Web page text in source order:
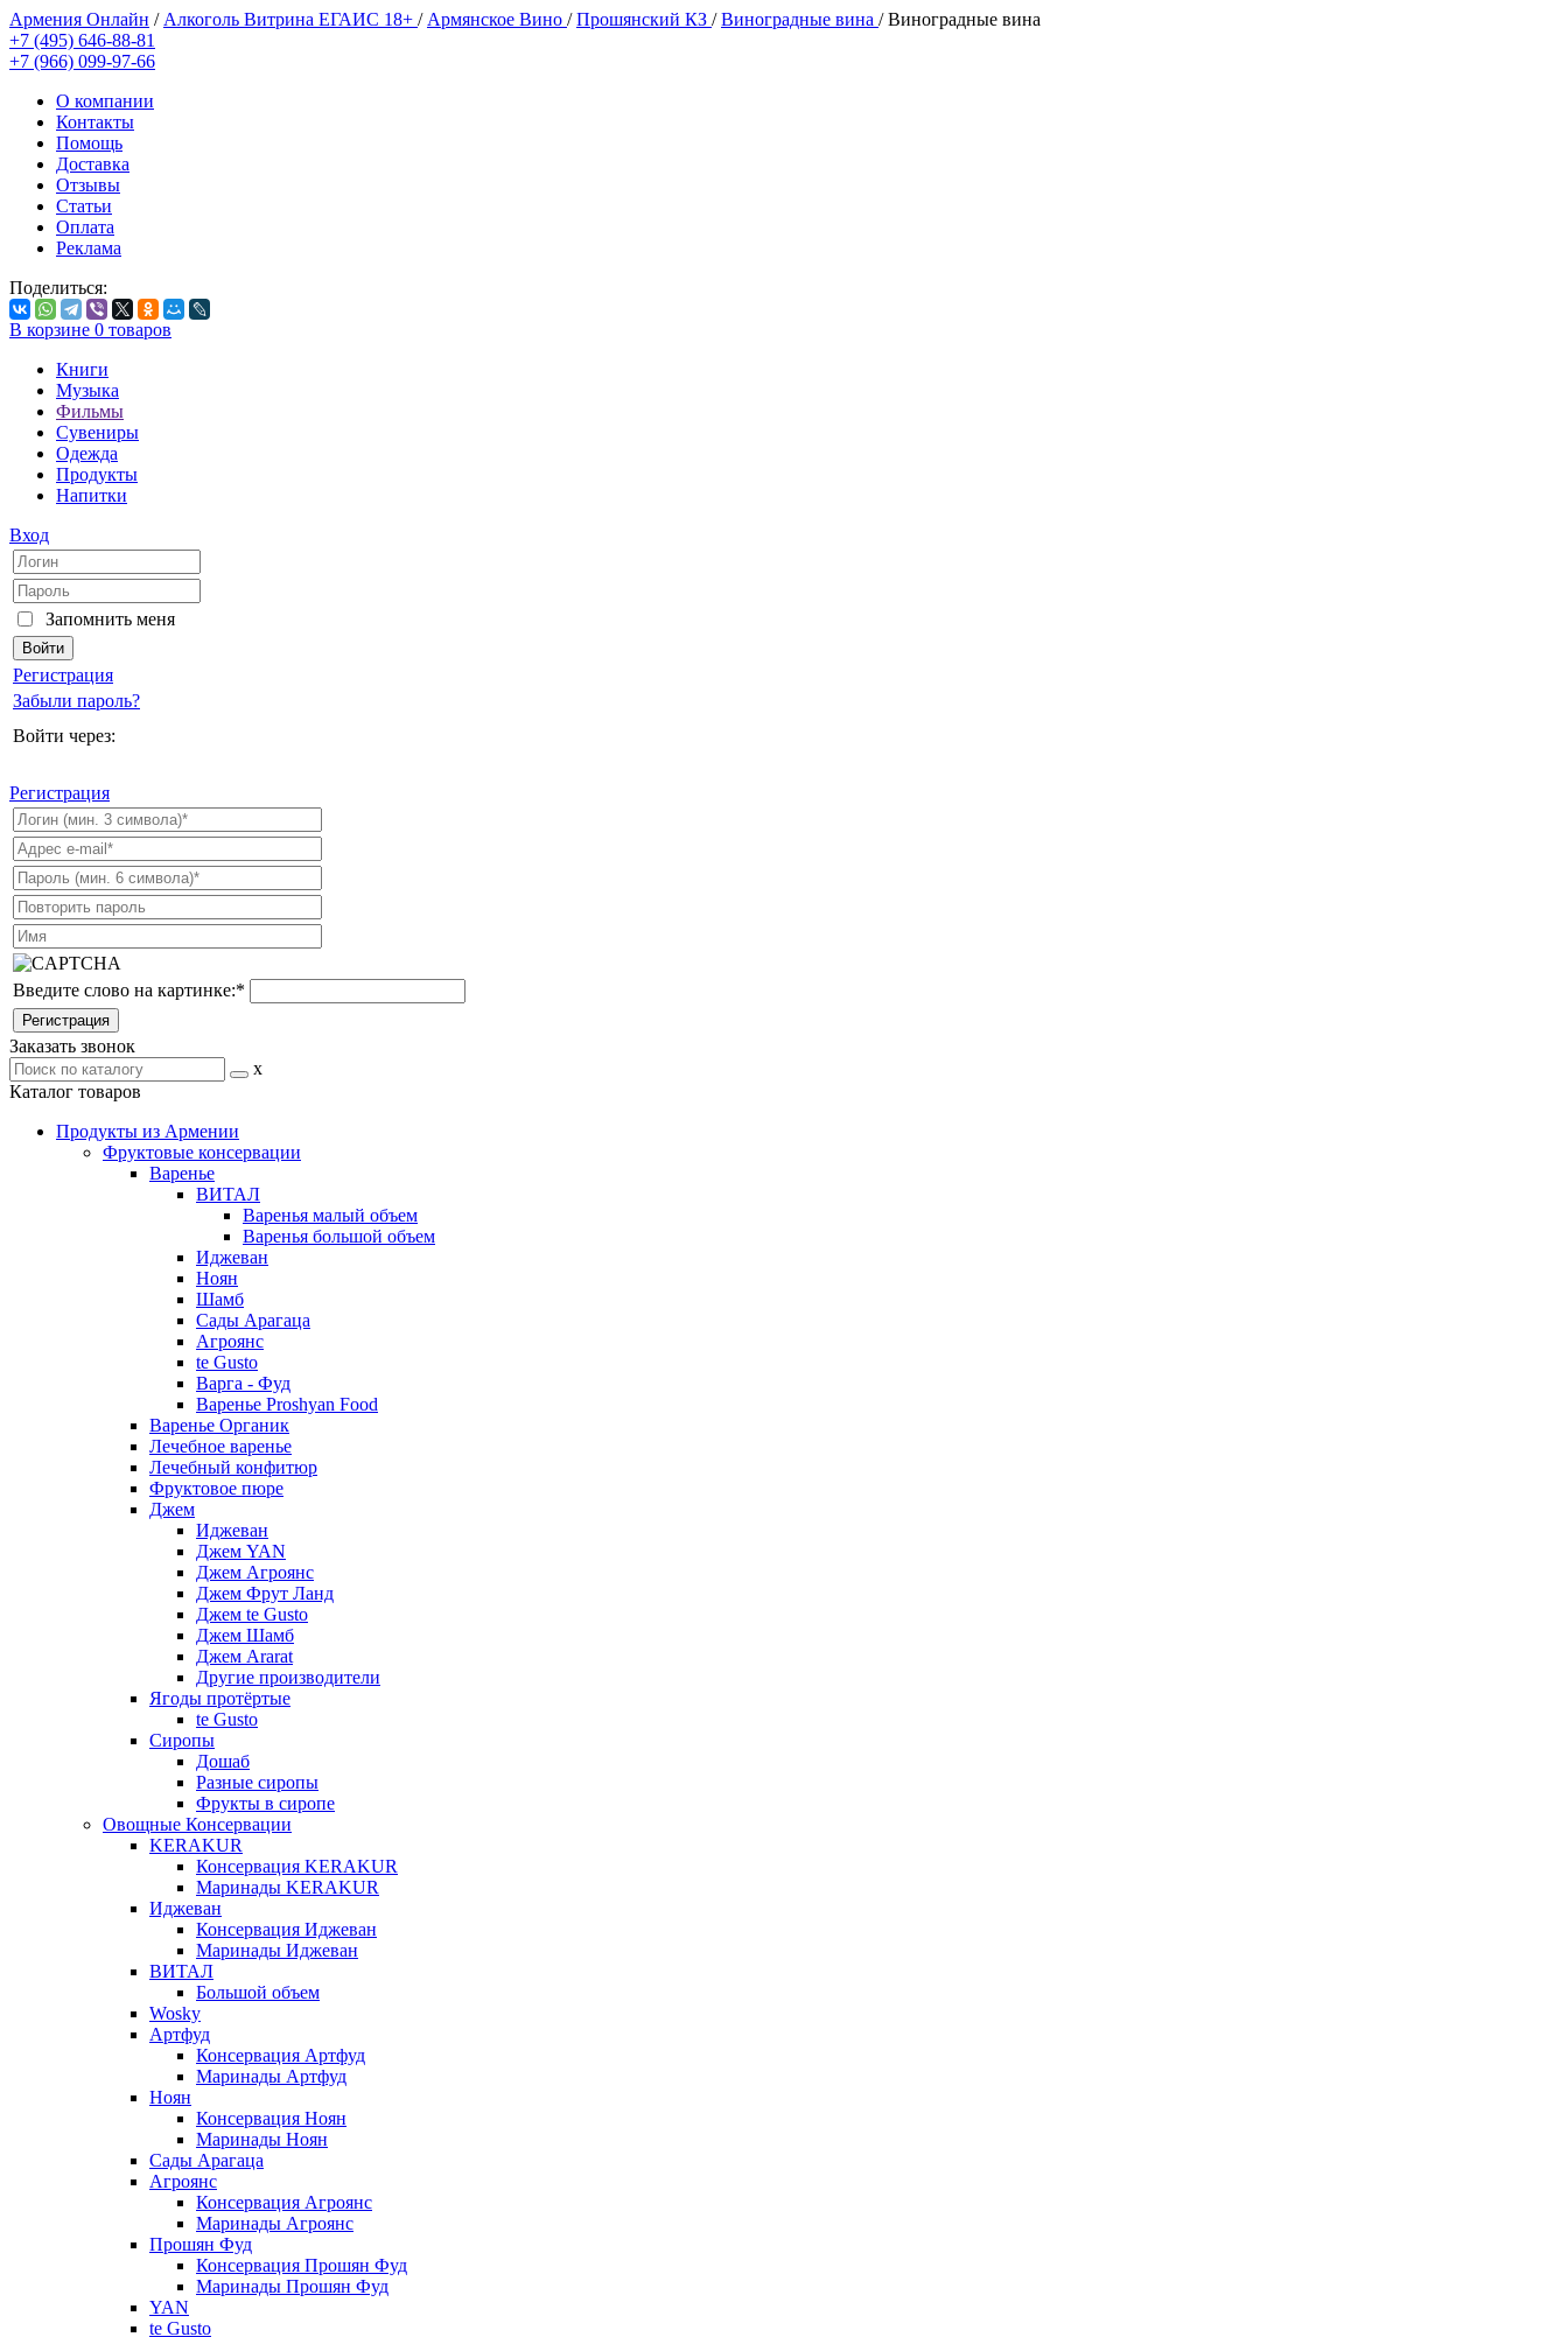
Армения Онлайн / Алкоголь Витрина ЕГАИС 18+ / Армянское Вино /Прошянский КЗ /Виноградные вина /Виноградные вина
+7 (495) 646-88-81
+7 (966) 099-97-66
О компании
Контакты
Помощь
Доставка
Отзывы
Статьи
Оплата
Реклама
Поделиться:
В корзине 0 товаров
Книги
Музыка
Фильмы
Сувениры
Одежда
Продукты
Напитки
Вход
Запомнить меня
Регистрация
Забыли пароль?
Войти через:
Регистрация
Введите слово на картинке:*
Заказать звонок
x
Каталог товаров
Продукты из Армении
Фруктовые консервации
Варенье
ВИТАЛ
Варенья малый объем
Варенья большой объем
Иджеван
Ноян
Шамб
Сады Арагаца
Агроянс
te Gusto
Варга - Фуд
Варенье Proshyan Food
Варенье Органик
Лечебное варенье
Лечебный конфитюр
Фруктовое пюре
Джем
Иджеван
Джем YAN
Джем Агроянс
Джем Фрут Ланд
Джем te Gusto
Джем Шамб
Джем Ararat
Другие производители
Ягоды протёртые
te Gusto
Сиропы
Дошаб
Разные сиропы
Фрукты в сиропе
Овощные Консервации
KERAKUR
Консервация KERAKUR
Маринады KERAKUR
Иджеван
Консервация Иджеван
Маринады Иджеван
ВИТАЛ
Большой объем
Wosky
Артфуд
Консервация Артфуд
Маринады Артфуд
Ноян
Консервация Ноян
Маринады Ноян
Сады Арагаца
Агроянс
Консервация Агроянс
Маринады Агроянс
Прошян Фуд
Консервация Прошян Фуд
Маринады Прошян Фуд
YAN
te Gusto